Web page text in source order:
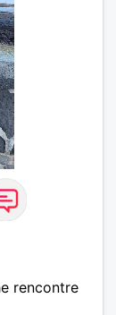
rencontre